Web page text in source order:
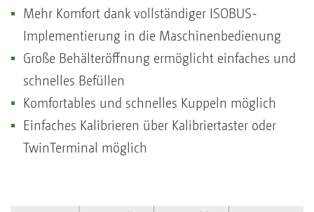
Mehr Komfort dank vollständiger ISOBUS-
Implementierung in die Maschinenbedienung
Große Behälteröffnung ermöglicht einfaches und
schnelles Befüllen
Komfortables und schnelles Kuppeln möglich
Einfaches Kalibrieren über Kalibriertaster oder
TwinTerminal möglich